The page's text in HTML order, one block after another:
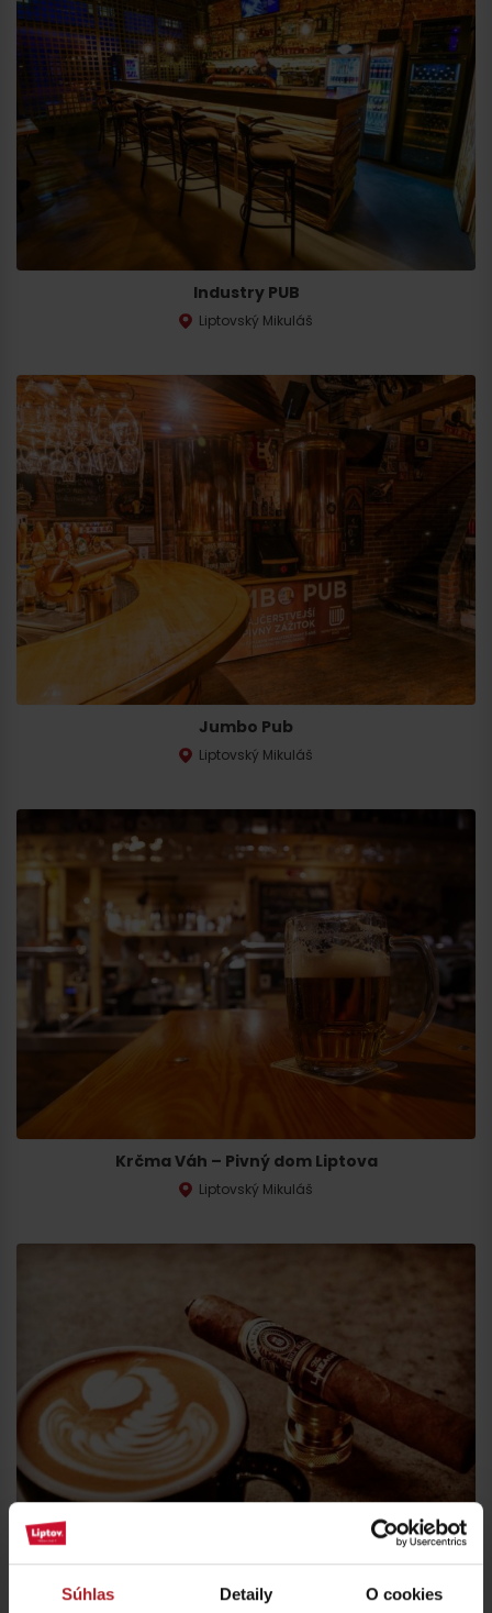
Súhlas Detaily O cookies
Industry PUB
Liptovský Mikuláš
Jumbo Pub
Liptovský Mikuláš
Krčma Váh – Pivný dom Liptova
Liptovský Mikuláš
Ligero Gurman Point Cigar Lounge
Príchod